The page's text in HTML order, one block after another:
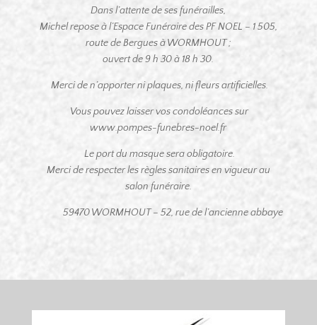
Dans l’attente de ses funérailles,
Michel repose à l’Espace Funéraire des PF NOEL – 1 505,
route de Bergues à WORMHOUT ;
ouvert de 9 h 30 à 18 h 30.
Merci de n’apporter ni plaques, ni fleurs artificielles.
Vous pouvez laisser vos condoléances sur
www.pompes-funebres-noel.fr
Le port du masque sera obligatoire.
Merci de respecter les règles sanitaires en vigueur au
salon funéraire.
59470 WORMHOUT – 52, rue de l’ancienne abbaye